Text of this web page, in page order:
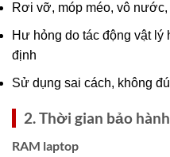
Rơi vỡ, móp méo, vô nước,
Hư hỏng do tác động vật lý
định
Sử dụng sai cách, không
2. Thời gian bảo
RAM laptop